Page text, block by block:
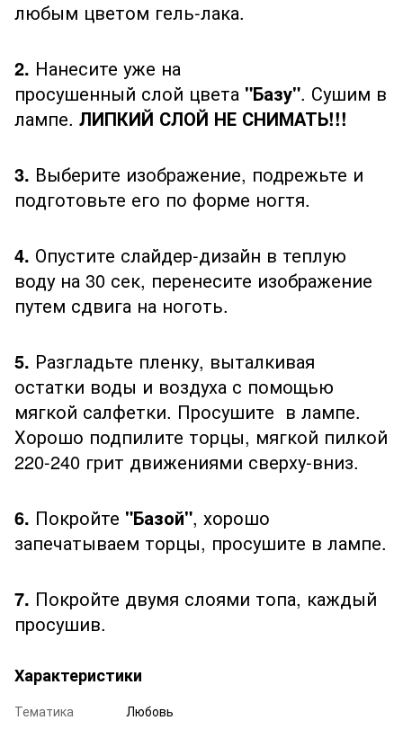
любым цветом гель-лака.
2. Нанесите уже на
просушенный слой цвета "Базу". Сушим в
лампе. ЛИПКИЙ СЛОЙ НЕ СНИМАТЬ!!!
3. Выберите изображение, подрежьте и
подготовьте его по форме ногтя.
4. Опустите слайдер-дизайн в теплую
воду на 30 сек, перенесите изображение
путем сдвига на ноготь.
5. Разгладьте пленку, выталкивая
остатки воды и воздуха с помощью
мягкой салфетки. Просушите в лампе.
Хорошо подпилите торцы, мягкой пилкой
220-240 грит движениями сверху-вниз.
6. Покройте "Базой", хорошо
запечатываем торцы, просушите в лампе.
7. Покройте двумя слоями топа, каждый
просушив.
Характеристики
Тематика Любовь